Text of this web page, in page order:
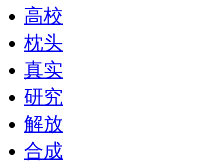
高校
枕头
真实
研究
解放
合成